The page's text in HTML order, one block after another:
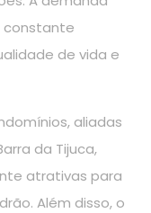
constante
de vida e
aliadas
da Tijuca,
atrativas para
Além disso, o